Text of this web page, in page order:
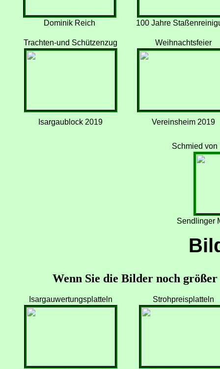
Dominik Reich 100 Jahre
Trachten-und Schützenzug Weihnachtsfeier
Isargaublock 2019 Vereinsheim 2019
Schmied von
Sendlinger
Wenn Sie die Bilder noch
Isargauwertungsplatteln Strohpreisplatteln